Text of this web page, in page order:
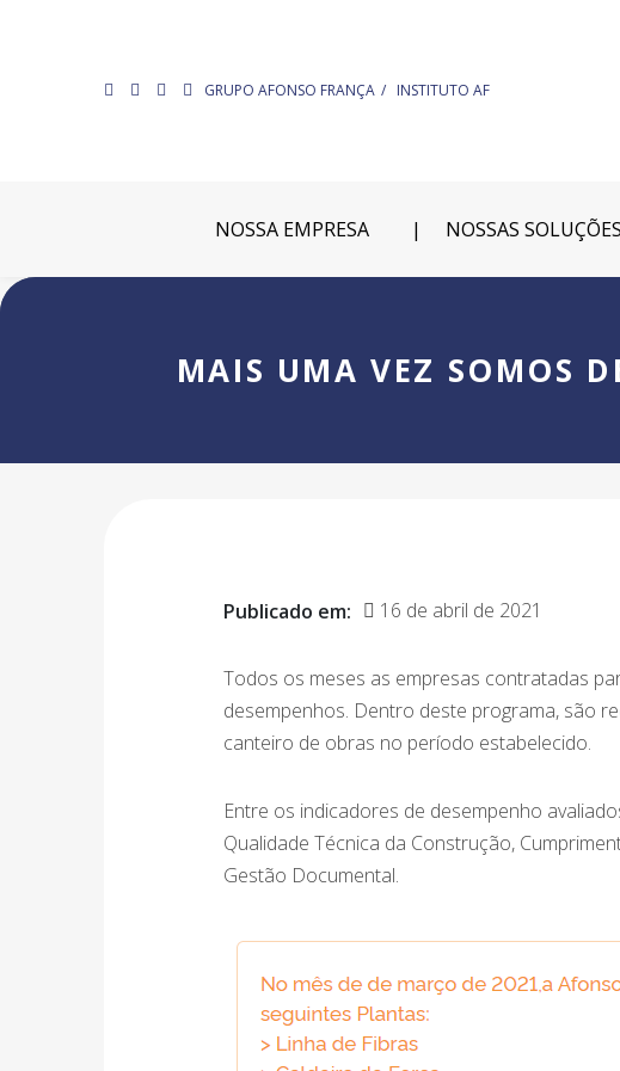
GRUPO AFONSO FRANÇA INSTITUTO AF
NOSSA EMPRESA NOSSAS SOLUÇÕES
MAIS UMA VEZ SOMOS
Publicado em: 16 de abril de 2021
Todos os meses as empresas contratadas
desempenhos. Dentro deste programa, são
canteiro de obras no período estabelecido.
Entre os indicadores de desempenho
Qualidade Técnica da Construção,
Gestão Documental.